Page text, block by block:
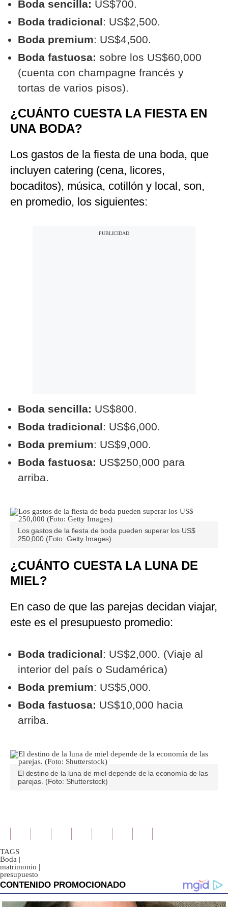
Boda sencilla: US$700.
Boda tradicional: US$2,500.
Boda premium: US$4,500.
Boda fastuosa: sobre los US$60,000
(cuenta con champagne francés y
tortas de varios pisos).
¿CUÁNTO CUESTA LA FIESTA EN
UNA BODA?
Los gastos de la fiesta de una boda, que
incluyen catering (cena, licores,
bocaditos), música, cotillón y local, son,
en promedio, los siguientes:
Boda sencilla: US$800.
Boda tradicional: US$6,000.
Boda premium: US$9,000.
Boda fastuosa: US$250,000 para
arriba.
Los gastos de la fiesta de boda pueden superar los US$
250,000 (Foto: Getty Images)
¿CUÁNTO CUESTA LA LUNA DE
MIEL?
En caso de que las parejas decidan viajar,
este es el presupuesto promedio:
Boda tradicional: US$2,000. (Viaje al
interior del país o Sudamérica)
Boda premium: US$5,000.
Boda fastuosa: US$10,000 hacia
arriba.
El destino de la luna de miel depende de la economía de las
parejas. (Foto: Shutterstock)
TAGS
Boda |
matrimonio |
presupuesto